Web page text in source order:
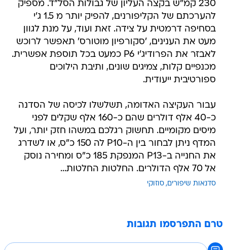
230 קמ"ש בקצה העליון של גבולות הסל"ד. מספיק
להערכתם של הקליפורנים, להפיק יותר מ 1.5 ג'י
בסחיפה דרמטית על צידה. זאת ועוד, על מנת לגוון
מעט את הענינים, 'סקורפיון מוטורס' תאפשר לרוכש
לאבזר את הפרודיג'י P6 כמעט בכל תוספת אפשרית.
מכנפיים קלות, צמיגים שונים, ותיבת הילוכים
ספורטיבית ייעודית.
עבור העקיצה האדומה, תשלשלו לכיסה של הסדנה
כ-40 אלף דולרים שהם כ-160 אלף שקלים לפני
מיסים מקומיים. תחשוק רגלכם במשהו חזק יותר, ועל
המדף ניתן לבחור בין ה-P10 לה 150 כ"ס, או לשדרג
את החנייה ב-P13 המנפקת 185 כ"ס ומחירה נוסק
אל 70 אלף הדולרים. החלטות החלטות...
סדנאות שיפורים סוזוקי
טרם התפרסמו תגובות